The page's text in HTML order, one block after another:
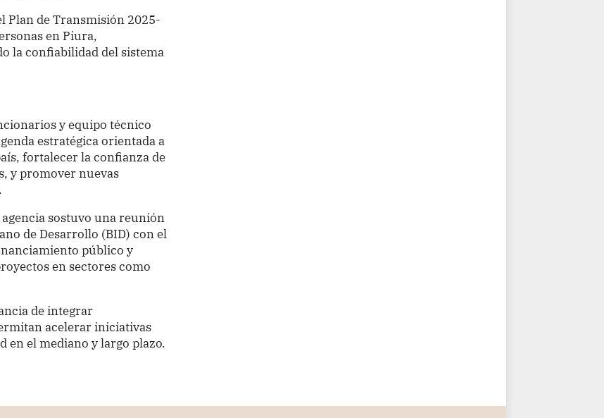
Plan de Transmisión 2025-
en Piura,
la confiabilidad del sistema
y equipo técnico
estratégica orientada a
fortalecer la confianza de
y promover nuevas
sostuvo una reunión
de Desarrollo (BID) con el
público y
en sectores como
de integrar
acelerar iniciativas
en el mediano y largo plazo.